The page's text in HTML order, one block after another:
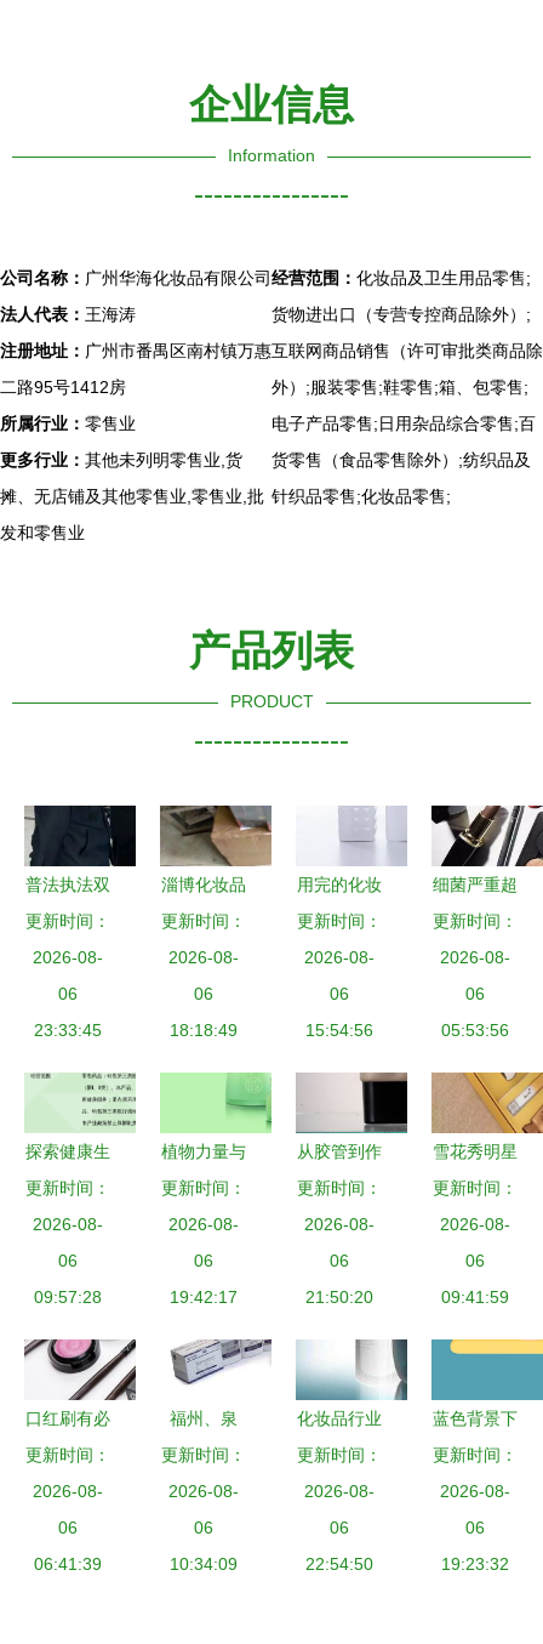
企业信息
Information
----------------
公司名称： 广州华海化妆品有限公司
法人代表： 王海涛
注册地址： 广州市番禺区南村镇万惠
二路95号1412房
所属行业： 零售业
更多行业： 其他未列明零售业,货
摊、无店铺及其他零售业,零售业,批
发和零售业
经营范围： 化妆品及卫生用品零售;
货物进出口（专营专控商品除外）;
互联网商品销售（许可审批类商品除
外）;服装零售;鞋零售;箱、包零售;
电子产品零售;日用杂品综合零售;百
货零售（食品零售除外）;纺织品及
针织品零售;化妆品零售;
产品列表
PRODUCT
----------------
普法执法双
管齐下 点
亮儿童用妆
安全之路
更新时间：
2026-08-
06
23:33:45
淄博化妆品
及卫生用品
零售红黑榜
两家单位被
立案查处
更新时间：
2026-08-
06
18:18:49
用完的化妆
品瓶子先别
扔，几步改
造就能在卫
生间配出新
更新时间：
2026-08-
06
15:54:56
细菌严重超
标！快来看
看哪些韩国
化妆品碰不
得
更新时间：
2026-08-
06
05:53:56
探索健康生
活 北京太
和保兴大药
房的化妆品
与卫生用品
更新时间：
2026-08-
06
09:57:28
植物力量与
视觉诗意
MR涛在
Zcool上发
布的植物护
赏析
更新时间：
2026-08-
06
19:42:17
从胶管到作
品 化妆品
修图练习的
进阶指南
更新时间：
2026-08-
06
21:50:20
雪花秀明星
产品全解析
跨越时光的
韩方护肤之
美
更新时间：
2026-08-
06
09:41:59
口红刷有必
要每次使用
完后就立即
清洗吗？用
勤快还是用
更新时间：
2026-08-
06
06:41:39
福州、泉
州、漳州
闽三角化妆
品与卫生用
品零售市场
更新时间：
2026-08-
06
10:34:09
化妆品行业
销售突破千
亿，护肤品
成市场主导
力量
更新时间：
2026-08-
06
22:54:50
蓝色背景下
的浴室卫生
配件与化妆
品矢量图
零售美学与
更新时间：
2026-08-
06
19:23:32